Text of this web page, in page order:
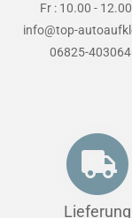
Fr : 10.00 -
info@top-
06825-
Lieferung